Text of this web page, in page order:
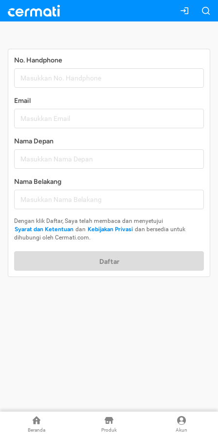
Beranda Produk Akun
No. Handphone
Email
Nama Depan
Nama Belakang
Dengan klik Daftar, Saya telah membaca dan menyetujui
Syarat dan Ketentuan dan Kebijakan Privasi dan bersedia untuk
dihubungi oleh Cermati.com.
Daftar